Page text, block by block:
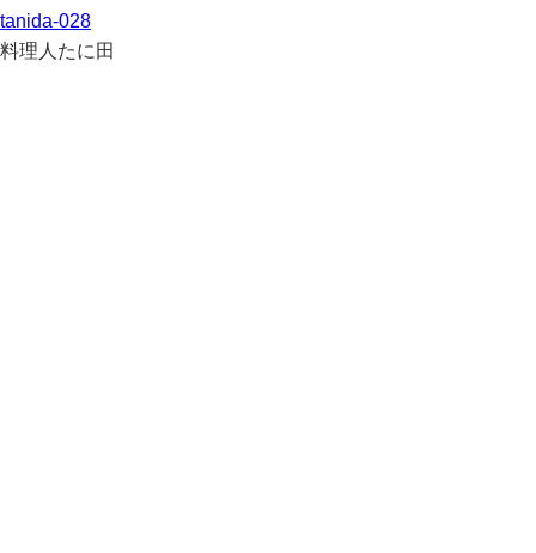
tanida-028
料理人たに田